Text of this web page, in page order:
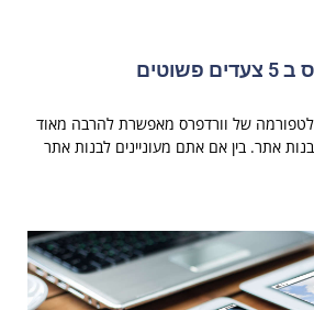
של וורדפרס מאפשרת להרבה מאוד
אתר. בין אם אתם מעוניינים לבנות אתר